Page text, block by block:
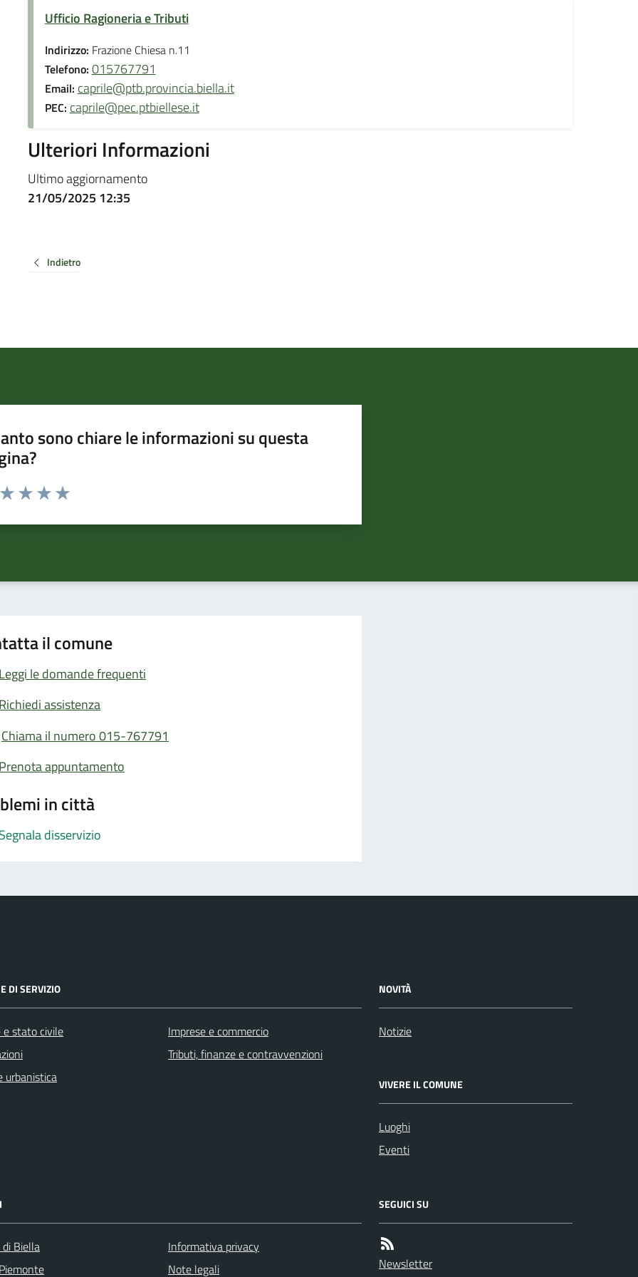
Ufficio Ragioneria e Tributi
Indirizzo: Frazione Chiesa n.11
Telefono: 015767791
Email: caprile@ptb.provincia.biella.it
PEC: caprile@pec.ptbiellese.it
Ulteriori Informazioni
Ultimo aggiornamento
21/05/2025 12:35
Indietro
sono chiare le informazioni su questa
da 1 a 5 stelle la pagina
il comune
le domande frequenti
assistenza
Chiama il numero 015-767791
appuntamento
in città
disservizio
DI SERVIZIO
e stato civile
urbanistica
Imprese e commercio
Tributi, finanze e contravvenzioni
NOVITÀ
Notizie
VIVERE IL COMUNE
Luoghi
Eventi
Biella
Informativa privacy
Note legali
SEGUICI SU
Newsletter